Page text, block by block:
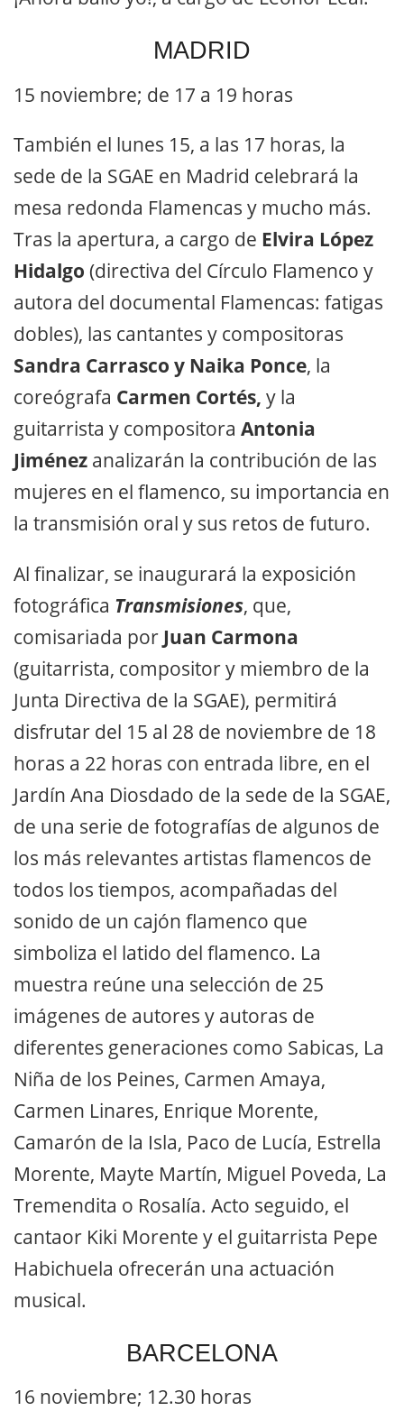
MADRID
15 noviembre; de 17 a 19 horas
También el lunes 15, a las 17 horas, la
sede de la SGAE en Madrid celebrará la
mesa redonda Flamencas y mucho más.
Tras la apertura, a cargo de Elvira López
Hidalgo (directiva del Círculo Flamenco y
autora del documental Flamencas: fatigas
dobles), las cantantes y compositoras
Sandra Carrasco y Naika Ponce, la
coreógrafa Carmen Cortés, y la
guitarrista y compositora Antonia
Jiménez analizarán la contribución de las
mujeres en el flamenco, su importancia en
la transmisión oral y sus retos de futuro.
Al finalizar, se inaugurará la exposición
fotográfica Transmisiones, que,
comisariada por Juan Carmona
(guitarrista, compositor y miembro de la
Junta Directiva de la SGAE), permitirá
disfrutar del 15 al 28 de noviembre de 18
horas a 22 horas con entrada libre, en el
Jardín Ana Diosdado de la sede de la SGAE,
de una serie de fotografías de algunos de
los más relevantes artistas flamencos de
todos los tiempos, acompañadas del
sonido de un cajón flamenco que
simboliza el latido del flamenco. La
muestra reúne una selección de 25
imágenes de autores y autoras de
diferentes generaciones como Sabicas, La
Niña de los Peines, Carmen Amaya,
Carmen Linares, Enrique Morente,
Camarón de la Isla, Paco de Lucía, Estrella
Morente, Mayte Martín, Miguel Poveda, La
Tremendita o Rosalía. Acto seguido, el
cantaor Kiki Morente y el guitarrista Pepe
Habichuela ofrecerán una actuación
musical.
BARCELONA
16 noviembre; 12.30 horas